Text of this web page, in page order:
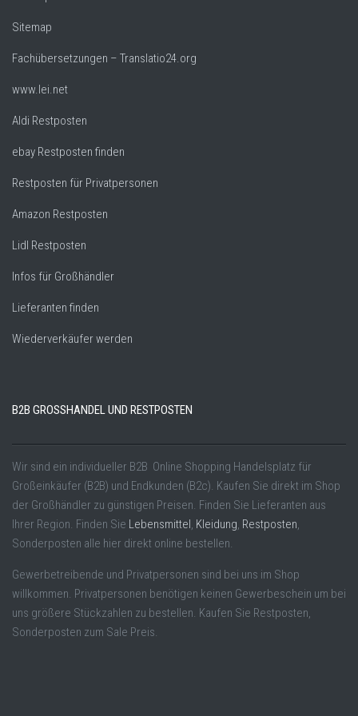
Sitemap
Fachübersetzungen – Translatio24.org
www.lei.net
Aldi Restposten
ebay Restposten finden
Restposten für Privatpersonen
Amazon Restposten
Lidl Restposten
Infos für Großhändler
Lieferanten finden
Wiederverkäufer werden
B2B GROSSHANDEL UND RESTPOSTEN
Wir sind ein individueller B2B Online Shopping Handelsplatz für
Großeinkäufer (B2B) und Endkunden (B2c). Kaufen Sie direkt im Shop
der Großhändler zu günstigen Preisen. Finden Sie Lieferanten aus
Ihrer Region. Finden Sie Lebensmittel , Kleidung, Restposten,
Sonderposten alle hier direkt online bestellen.
Gewerbetreibende und Privatpersonen sind bei uns im Shop
willkommen. Privatpersonen benötigen keinen Gewerbeschein um bei
uns größere Stückzahlen zu bestellen. Kaufen Sie Restposten,
Sonderposten zum Sale Preis.